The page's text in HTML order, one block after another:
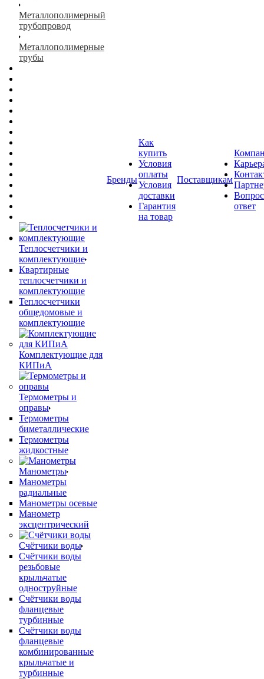
Металлополимерный
трубопровод
Металлополимерные
трубы
Теплосчетчики и
комплектующие
Квартирные
теплосчетчики и
комплектующие
Теплосчетчики
общедомовые и
комплектующие
Комплектующие для
КИПиА
Термометры и
оправы
Термометры
биметаллические
Термометры
жидкостные
Манометры
Манометры
радиальные
Манометры осевые
Манометр
эксцентрический
Счётчики воды
Счётчики воды
резьбовые
крыльчатые
одноструйные
Счётчики воды
фланцевые
турбинные
Счётчики воды
фланцевые
комбинированные
крыльчатые и
турбинные
Бренды
Как
купить
Условия
оплаты
Условия
доставки
Гарантия
на товар
Поставщикам
ответ